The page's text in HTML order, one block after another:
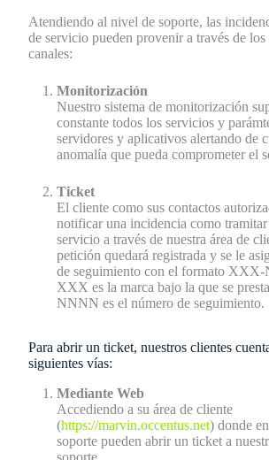
Atendiendo al nivel de soporte, las
de servicio pueden provenir a través de los
canales:
Monitorización
Nuestro sistema de monitorización
constante todos los servicios y
servidores y aplicativos alertando de
anomalía que pueda comprometer el
Ticket
El cliente como sus contactos
notificar una incidencia como
servicio a través de nuestra área de
petición quedará registrada y se le
de seguimiento con el formato
XXX es la marca bajo la que se
NNNN es el número de seguimiento.
Para abrir un ticket, nuestros clientes
siguientes vías:
Mediante Web
Accediendo a su área de cliente
(https://marvin.occentus.net) donde
soporte pueden abrir un ticket a